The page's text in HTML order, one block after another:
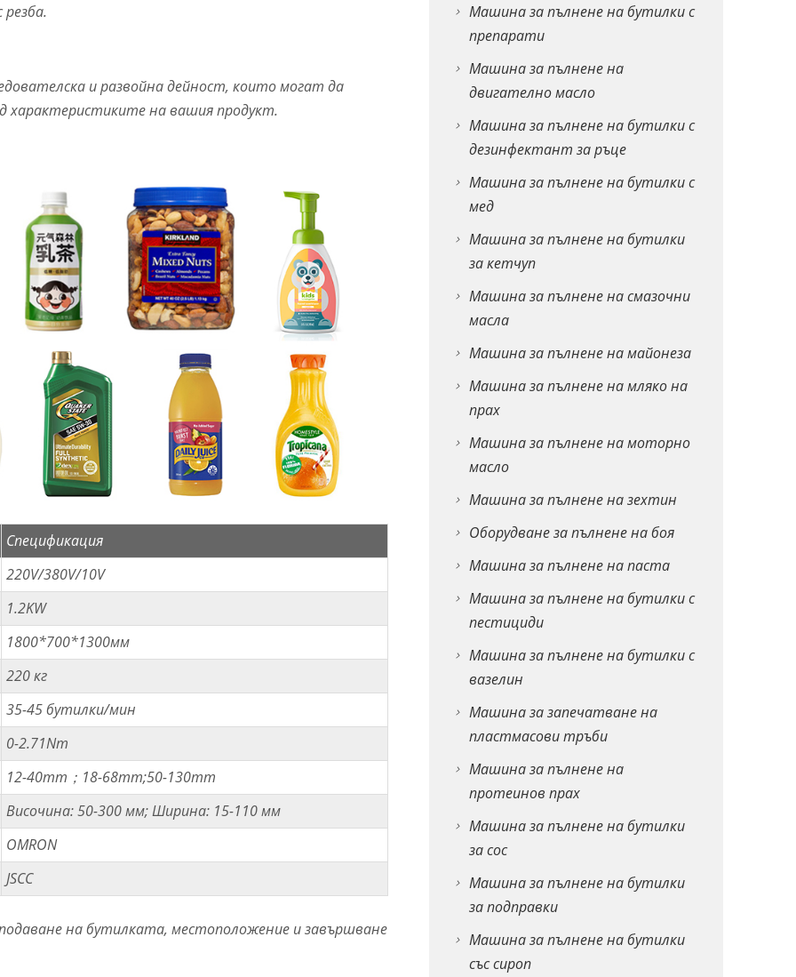
и развойна дейност, които могат да
характеристиките на вашия продукт.
Спецификация
220V/380V/10V
1.2KW
1800*700*1300мм
220 кг
35-45 бутилки/мин
0-2.71Nm
12-40mm；18-68mm;50-130mm
Височина: 50-300 мм; Ширина: 15-110 мм
OMRON
JSCC
на бутилката, местоположение и завършване
Машина за пълнене на бутилки с
препарати
Машина за пълнене на
двигателно масло
Машина за пълнене на бутилки с
дезинфектант за ръце
Машина за пълнене на бутилки с
мед
Машина за пълнене на бутилки
за кетчуп
Машина за пълнене на смазочни
масла
Машина за пълнене на майонеза
Машина за пълнене на мляко на
прах
Машина за пълнене на моторно
масло
Машина за пълнене на зехтин
Оборудване за пълнене на боя
Машина за пълнене на паста
Машина за пълнене на бутилки с
пестициди
Машина за пълнене на бутилки с
вазелин
Машина за запечатване на
пластмасови тръби
Машина за пълнене на
протеинов прах
Машина за пълнене на бутилки
за сос
Машина за пълнене на бутилки
за подправки
Машина за пълнене на бутилки
със сироп